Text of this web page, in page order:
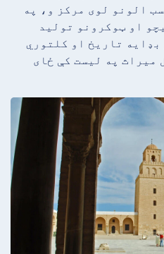
الونو لوی مرکز و، په
او ټوکرونو تولید
تاریخ او کلتوري
میراث په لیست کې ځای